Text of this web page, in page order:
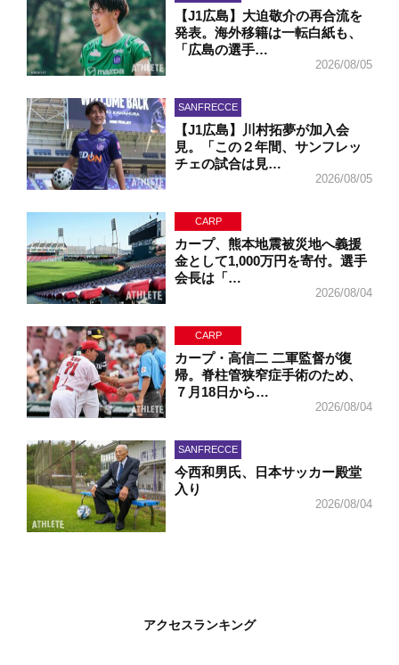
【J1広島】大迫敬介の再合流を
発表。海外移籍は一転白紙も、
「広島の選手…
2026/08/05
SANFRECCE
【J1広島】川村拓夢が加入会
見。「この２年間、サンフレッ
チェの試合は見…
2026/08/05
CARP
カープ、熊本地震被災地へ義援
金として1,000万円を寄付。選手
会長は「…
2026/08/04
CARP
カープ・高信二 二軍監督が復
帰。脊柱管狭窄症手術のため、
７月18日から…
2026/08/04
SANFRECCE
今西和男氏、日本サッカー殿堂
入り
2026/08/04
アクセスランキング